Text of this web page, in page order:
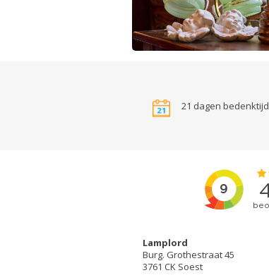
21 dagen bedenktijd
Lamplord
Burg. Grothestraat 45
3761 CK Soest